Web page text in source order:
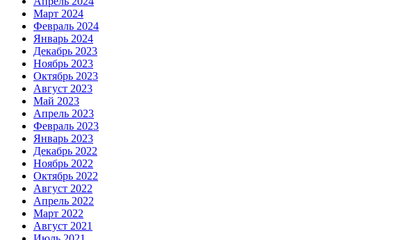
Март 2024
Февраль 2024
Январь 2024
Декабрь 2023
Ноябрь 2023
Октябрь 2023
Август 2023
Май 2023
Апрель 2023
Февраль 2023
Январь 2023
Декабрь 2022
Ноябрь 2022
Октябрь 2022
Август 2022
Апрель 2022
Март 2022
Август 2021